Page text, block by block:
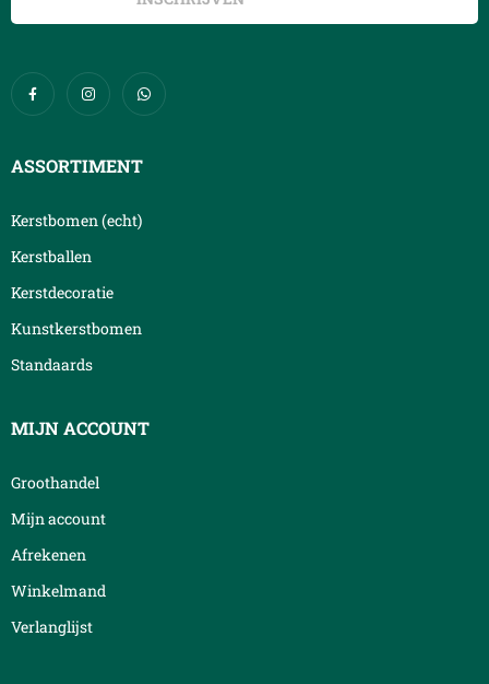
ASSORTIMENT
Kerstbomen (echt)
Kerstballen
Kerstdecoratie
Kunstkerstbomen
Standaards
MIJN ACCOUNT
Groothandel
Mijn account
Afrekenen
Winkelmand
Verlanglijst